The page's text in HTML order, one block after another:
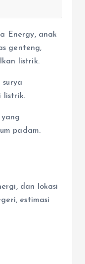
Energy, anak
genteng,
listrik.
listrik.
padam.
dan lokasi
estimasi